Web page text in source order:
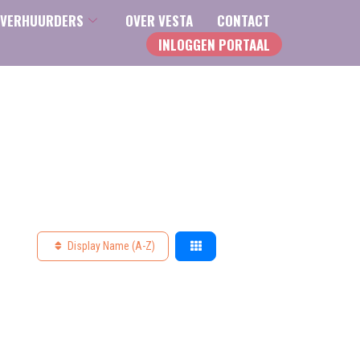
VERHUURDERS OVER VESTA
CONTACT
INLOGGEN PORTAAL
Display Name (A-Z)